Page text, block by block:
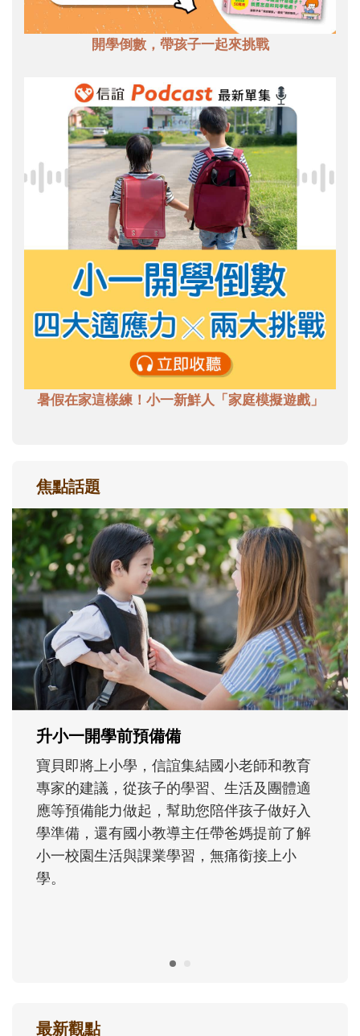
開學倒數，帶孩子一起來挑戰
暑假在家這樣練！小一新鮮人「家庭模擬遊戲」
焦點話題
和孩子一起長大的那個男人│讀懂父親的
不同模樣
沒有人天生就擅長當爸爸！男人總是在一次
次「前所未有」的體驗中，跟著孩子一起長
大。從給予安全感的肢體遊戲，到獨立自
主、角色認同及解決問題的能力養成。爸爸
正嘗試用不同的模樣，參與孩子每個重要的
最新觀點